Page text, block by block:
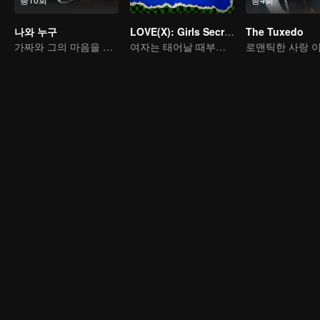
나와 누구
가짜와 그의 마음을 읽을 수 있는 약혼자
LOVE(X): Girls Secret Party
여자는 태어날 때부터 맘껏 즐길 권리가 있다
The Tuxedo
로맨틱한 사랑